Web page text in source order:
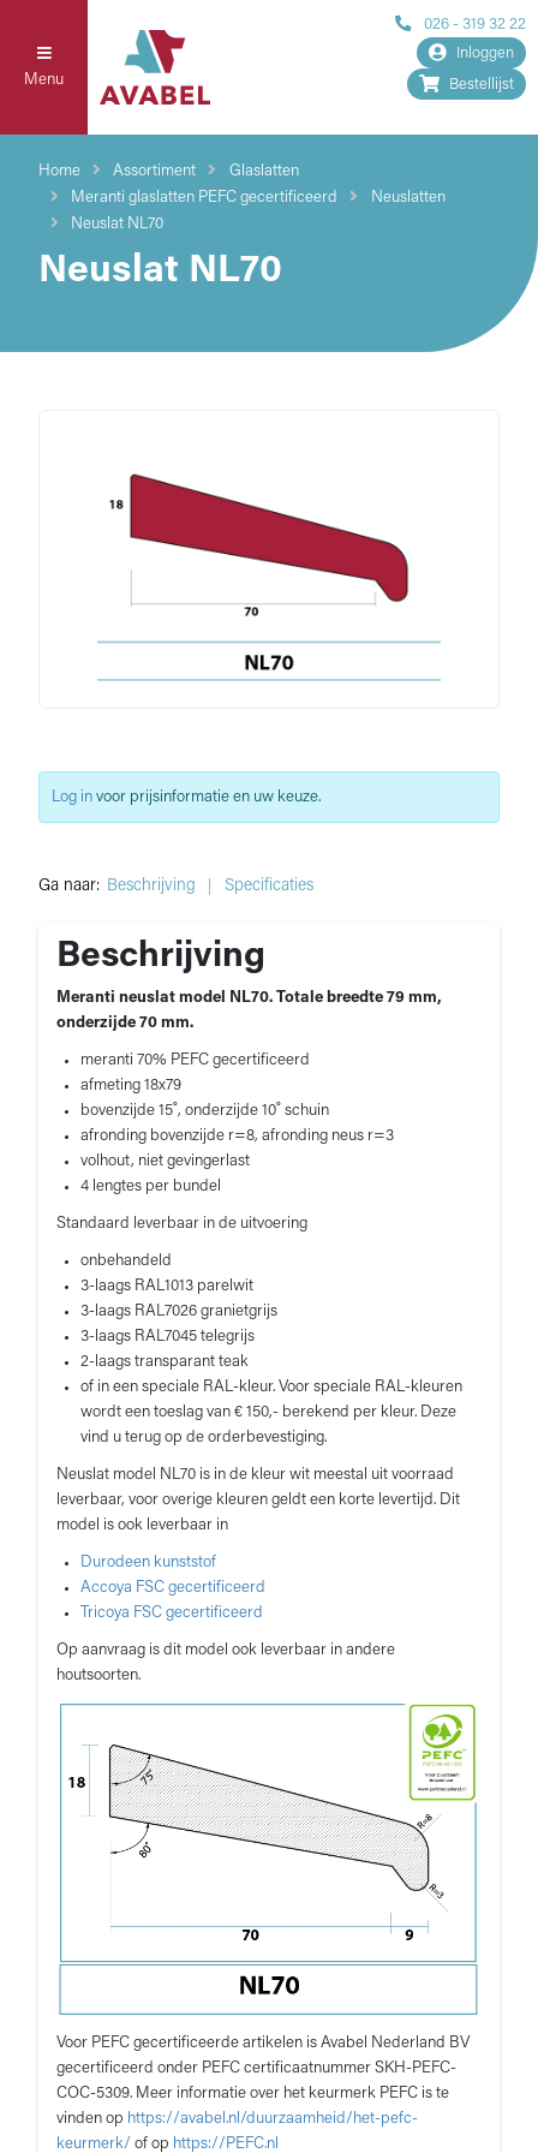
Menu
026 - 319 32 22
Inloggen
Bestellijst
Home Assortiment
Glaslatten
Meranti glaslatten PEFC gecertificeerd
Neuslatten
Neuslat NL70
Neuslat NL70
Ga naar: Beschrijving Specificaties
Beschrijving
Meranti neuslat model NL70. Totale breedte 79 mm,
onderzijde 70 mm.
meranti 70% PEFC gecertificeerd
afmeting 18x79
bovenzijde 15˚, onderzijde 10˚ schuin
afronding bovenzijde r=8, afronding neus r=3
volhout, niet gevingerlast
4 lengtes per bundel
Standaard leverbaar in de uitvoering
onbehandeld
3-laags RAL1013 parelwit
3-laags RAL7026 granietgrijs
3-laags RAL7045 telegrijs
2-laags transparant teak
of in een speciale RAL-kleur. Voor speciale RAL-kleuren
wordt een toeslag van € 150,- berekend per kleur. Deze
vind u terug op de orderbevestiging.
Neuslat model NL70 is in de kleur wit meestal uit voorraad
leverbaar, voor overige kleuren geldt een korte levertijd. Dit
model is ook leverbaar in
Durodeen kunststof
Accoya FSC gecertificeerd
Tricoya FSC gecertificeerd
Op aanvraag is dit model ook leverbaar in andere
houtsoorten.
Voor PEFC gecertificeerde artikelen is Avabel Nederland BV
gecertificeerd onder PEFC certificaatnummer SKH-PEFC-
COC-5309. Meer informatie over het keurmerk PEFC is te
vinden op https://avabel.nl/duurzaamheid/het-pefc-
keurmerk/ of op https://PEFC.nl
Log in voor prijsinformatie en uw keuze.